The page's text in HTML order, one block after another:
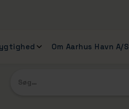
Om Aarhus Havn A/S